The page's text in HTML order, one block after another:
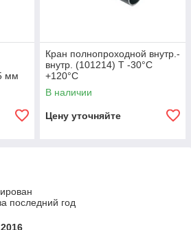
мм
Кран полнопроходной внутр.-
внутр. (101214) Т -30°С
+120°С
В наличии
Цену уточняйте
последний год